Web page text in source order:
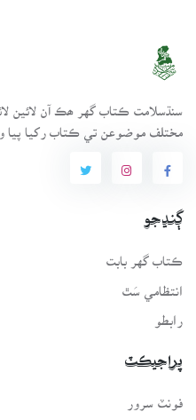
مختلف موضوعن تي ڪتاب رکيا پيا
ڳنڍجو
ڪتاب گهر بابت
انتظامي سَٿ
رابطو
پراجيڪٽ